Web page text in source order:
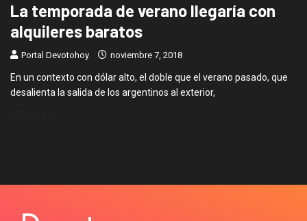
La temporada de verano llegaría con
alquileres baratos
Portal Devotohoy noviembre 7, 2018
En un contexto con dólar alto, el doble que el verano pasado, que
desalienta la salida de los argentinos al exterior,